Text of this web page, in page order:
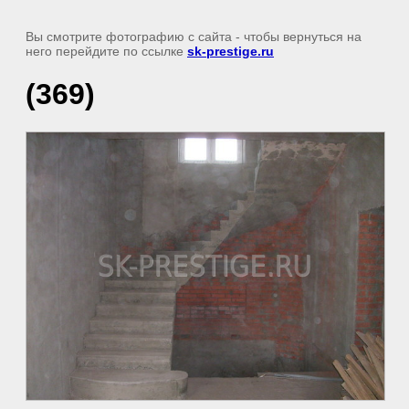
Вы смотрите фотографию с сайта - чтобы вернуться на
него перейдите по ссылке sk-prestige.ru
(369)